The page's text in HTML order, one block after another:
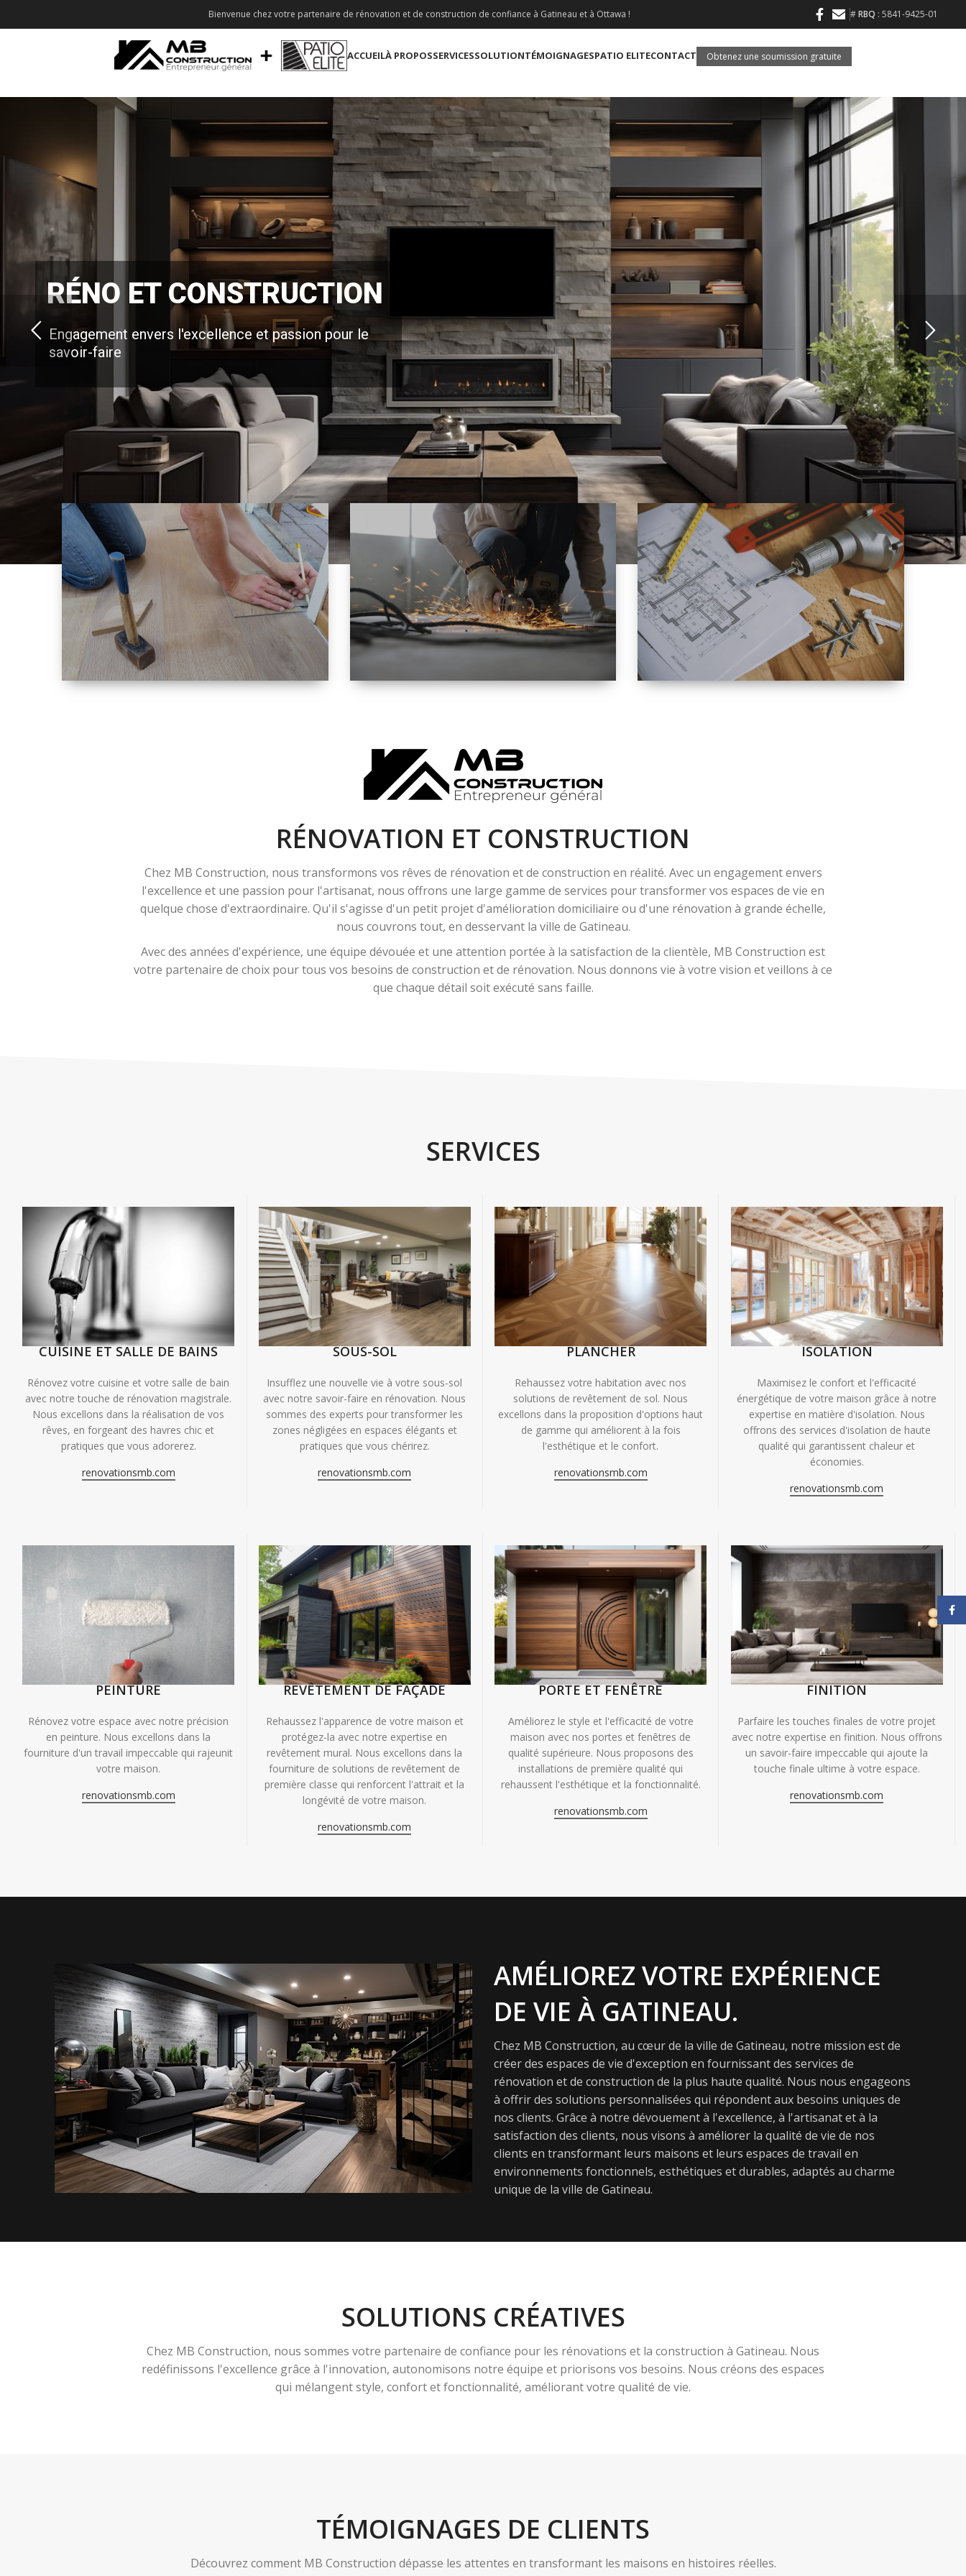
Bienvenue chez votre partenaire de rénovation et de construction de confiance à Gatineau et à Ottawa ! #RBQ : 5841-9425-01
ACCUEILÀ PROPOSSERVICESSOLUTIONTÉMOIGNAGESPATIO ELITECONTACT Obtenez une soumission gratuite
Engagement envers l'excellence et passion pour le
savoir-faire
RÉNO ET CONSTRUCTION
INTÉRIEURE ET
EXTÉRIEURE
RÉNOVATION ET CONSTRUCTION
Chez MB Construction, nous transformons vos rêves de rénovation et de construction en réalité. Avec un engagement envers
l'excellence et une passion pour l'artisanat, nous offrons une large gamme de services pour transformer vos espaces de vie en
quelque chose d'extraordinaire. Qu'il s'agisse d'un petit projet d'amélioration domiciliaire ou d'une rénovation à grande échelle,
nous couvrons tout, en desservant la ville de Gatineau.
Avec des années d'expérience, une équipe dévouée et une attention portée à la satisfaction de la clientèle, MB Construction est
votre partenaire de choix pour tous vos besoins de construction et de rénovation. Nous donnons vie à votre vision et veillons à ce
que chaque détail soit exécuté sans faille.
SERVICES
CUISINE ET SALLE DE BAINS
Rénovez votre cuisine et votre salle de bain
avec notre touche de rénovation magistrale.
Nous excellons dans la réalisation de vos
rêves, en forgeant des havres chic et
pratiques que vous adorerez.
renovationsmb.com
SOUS-SOL
Insufflez une nouvelle vie à votre sous-sol
avec notre savoir-faire en rénovation. Nous
sommes des experts pour transformer les
zones négligées en espaces élégants et
pratiques que vous chérirez.
renovationsmb.com
PLANCHER
Rehaussez votre habitation avec nos
solutions de revêtement de sol. Nous
excellons dans la proposition d'options haut
de gamme qui améliorent à la fois
l'esthétique et le confort.
renovationsmb.com
ISOLATION
Maximisez le confort et l'efficacité
énergétique de votre maison grâce à notre
expertise en matière d'isolation. Nous
offrons des services d'isolation de haute
qualité qui garantissent chaleur et
économies.
renovationsmb.com
PEINTURE
Rénovez votre espace avec notre précision
en peinture. Nous excellons dans la
fourniture d'un travail impeccable qui rajeunit
votre maison.
renovationsmb.com
REVÊTEMENT DE FAÇADE
Rehaussez l'apparence de votre maison et
protégez-la avec notre expertise en
revêtement mural. Nous excellons dans la
fourniture de solutions de revêtement de
première classe qui renforcent l'attrait et la
longévité de votre maison.
renovationsmb.com
PORTE ET FENÊTRE
Améliorez le style et l'efficacité de votre
maison avec nos portes et fenêtres de
qualité supérieure. Nous proposons des
installations de première qualité qui
rehaussent l'esthétique et la fonctionnalité.
renovationsmb.com
FINITION
Parfaire les touches finales de votre projet
avec notre expertise en finition. Nous offrons
un savoir-faire impeccable qui ajoute la
touche finale ultime à votre espace.
renovationsmb.com
AMÉLIOREZ VOTRE EXPÉRIENCE
DE VIE À GATINEAU.
Chez MB Construction, au cœur de la ville de Gatineau, notre mission est de
créer des espaces de vie d'exception en fournissant des services de
rénovation et de construction de la plus haute qualité. Nous nous engageons
à offrir des solutions personnalisées qui répondent aux besoins uniques de
nos clients. Grâce à notre dévouement à l'excellence, à l'artisanat et à la
satisfaction des clients, nous visons à améliorer la qualité de vie de nos
clients en transformant leurs maisons et leurs espaces de travail en
environnements fonctionnels, esthétiques et durables, adaptés au charme
unique de la ville de Gatineau.
SOLUTIONS CRÉATIVES
Chez MB Construction, nous sommes votre partenaire de confiance pour les rénovations et la construction à Gatineau. Nous
redéfinissons l'excellence grâce à l'innovation, autonomisons notre équipe et priorisons vos besoins. Nous créons des espaces
qui mélangent style, confort et fonctionnalité, améliorant votre qualité de vie.
TÉMOIGNAGES DE CLIENTS
Découvrez comment MB Construction dépasse les attentes en transformant les maisons en histoires réelles.